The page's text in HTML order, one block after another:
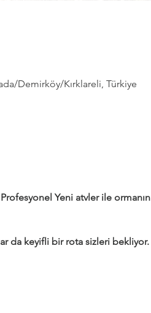
Demirköy/Kırklareli, Türkiye
Yeni atvler ile ormanın
da keyifli bir rota sizleri bekliyor.